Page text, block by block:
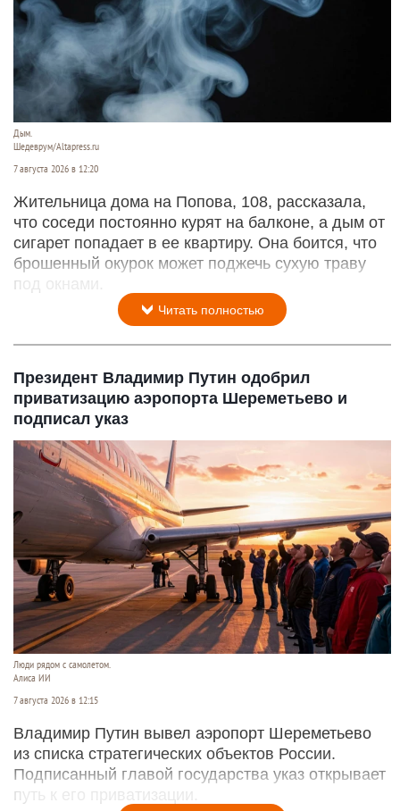
Дым.
Шедеврум/Altapress.ru
7 августа 2026 в 12:20
Жительница дома на Попова, 108, рассказала,
что соседи постоянно курят на балконе, а дым от
сигарет попадает в ее квартиру. Она боится, что
брошенный окурок может поджечь сухую траву
под окнами.
Читать полностью
Президент Владимир Путин одобрил
приватизацию аэропорта Шереметьево и
подписал указ
Люди рядом с самолетом.
Алиса ИИ
7 августа 2026 в 12:15
Владимир Путин вывел аэропорт Шереметьево
из списка стратегических объектов России.
Подписанный главой государства указ открывает
путь к его приватизации.